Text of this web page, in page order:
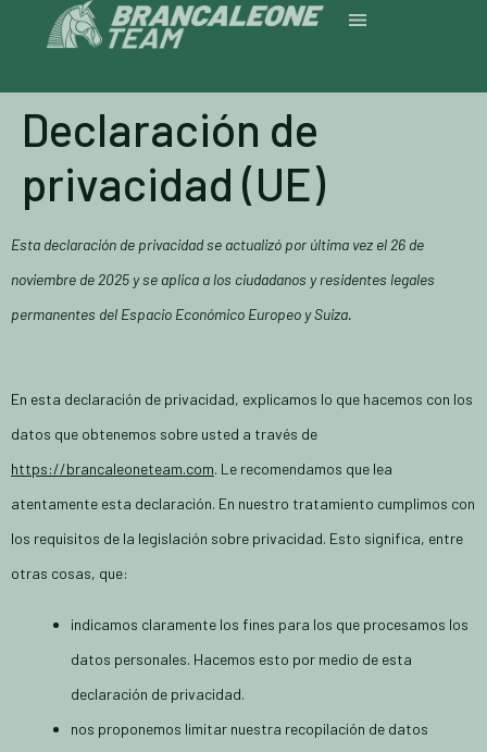
Declaración de
privacidad (UE)
Esta declaración de privacidad se actualizó por última vez el 26 de
noviembre de 2025 y se aplica a los ciudadanos y residentes legales
permanentes del Espacio Económico Europeo y Suiza.
En esta declaración de privacidad, explicamos lo que hacemos con los
datos que obtenemos sobre usted a través de
https://brancaleoneteam.com. Le recomendamos que lea
atentamente esta declaración. En nuestro tratamiento cumplimos con
los requisitos de la legislación sobre privacidad. Esto significa, entre
otras cosas, que:
indicamos claramente los fines para los que procesamos los
datos personales. Hacemos esto por medio de esta
declaración de privacidad.
nos proponemos limitar nuestra recopilación de datos